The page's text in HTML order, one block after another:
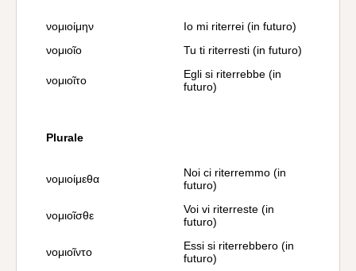
νομιοίμην
Io mi riterrei (in futuro)
νομιοῖο
Tu ti riterresti (in futuro)
νομιοῖτο
Egli si riterrebbe (in
futuro)
Plurale
νομιοίμεθα
Noi ci riterremmo (in
futuro)
νομιοῖσθε
Voi vi riterreste (in
futuro)
νομιοῖντο
Essi si riterrebbero (in
futuro)